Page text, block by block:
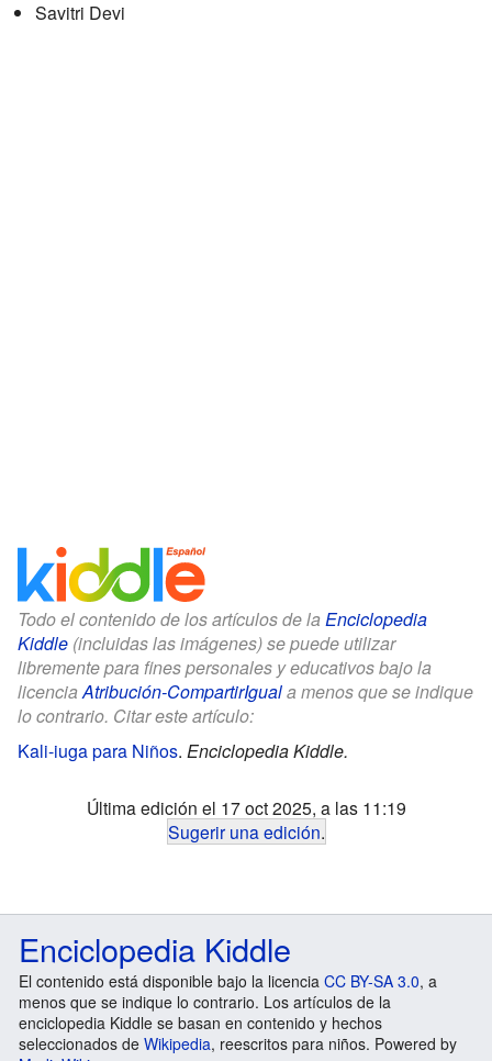
Savitri Devi
Todo el contenido de los artículos de la Enciclopedia
Kiddle (incluidas las imágenes) se puede utilizar
libremente para fines personales y educativos bajo la
licenciaAtribución-CompartirIguala menos que se indique
lo contrario. Citar este artículo:
Kali-iuga para Niños. Enciclopedia Kiddle.
Última edición el 17 oct 2025, a las 11:19
Sugerir una edición.
Enciclopedia Kiddle
El contenido está disponible bajo la licencia CC BY-SA 3.0, a
menos que se indique lo contrario. Los artículos de la
enciclopedia Kiddle se basan en contenido y hechos
seleccionados de Wikipedia, reescritos para niños. Powered by